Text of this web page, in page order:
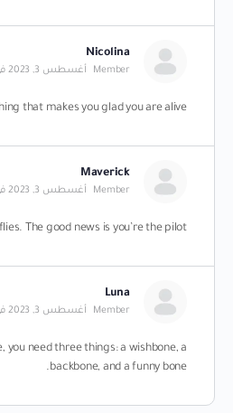
Nicolina
Member أغسطس 3, 2023 في 2:07 م
that makes you glad you are alive.
Maverick
Member أغسطس 3, 2023 في 2:07 م
The good news is you’re the pilot.
Luna
Member أغسطس 3, 2023 في 2:07 م
you need three things: a wishbone, a
backbone, and a funny bone.